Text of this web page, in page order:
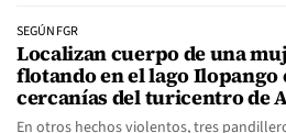
SEGÚN FGR
Localizan cuerpo de una
flotando en el lago Ilopango
cercanías del turicentro de
En otros hechos violentos, tres